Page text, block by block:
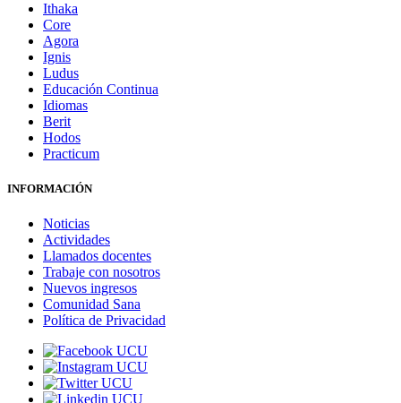
Ithaka
Core
Agora
Ignis
Ludus
Educación Continua
Idiomas
Berit
Hodos
Practicum
INFORMACIÓN
Noticias
Actividades
Llamados docentes
Trabaje con nosotros
Nuevos ingresos
Comunidad Sana
Política de Privacidad